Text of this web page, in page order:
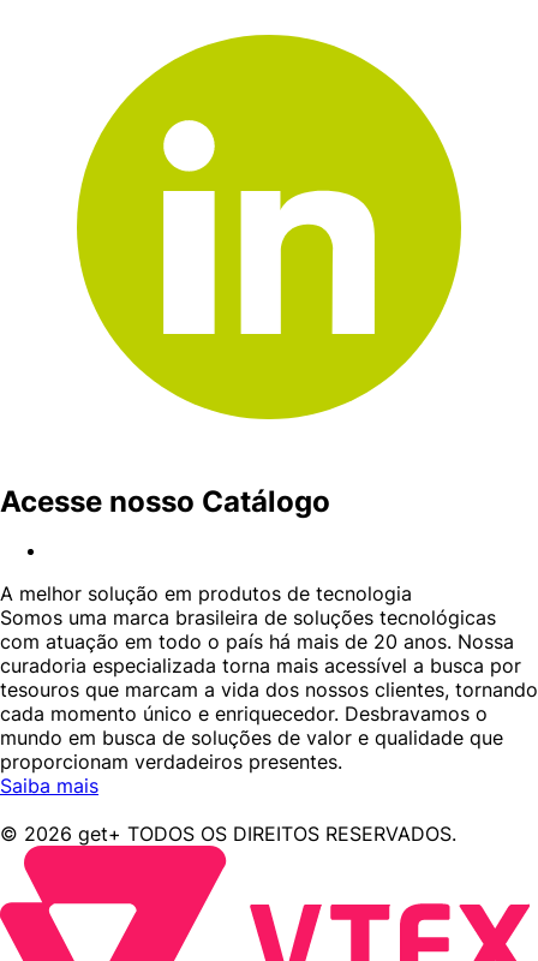
Acesse nosso Catálogo
A melhor solução em produtos de tecnologia
Somos uma marca brasileira de soluções tecnológicas
com atuação em todo o país há mais de 20 anos. Nossa
curadoria especializada torna mais acessível a busca por
tesouros que marcam a vida dos nossos clientes, tornando
cada momento único e enriquecedor. Desbravamos o
mundo em busca de soluções de valor e qualidade que
proporcionam verdadeiros presentes.
Saiba mais
© 2026 get+ TODOS OS DIREITOS RESERVADOS.